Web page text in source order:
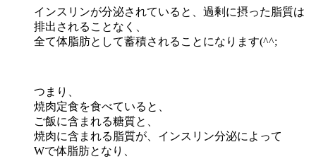
インスリンが分泌されていると、過剰に摂った脂質は
排出されることなく、
全て体脂肪として蓄積されることになります(^^;
つまり、
焼肉定食を食べていると、
ご飯に含まれる糖質と、
焼肉に含まれる脂質が、インスリン分泌によって
Wで体脂肪となり、